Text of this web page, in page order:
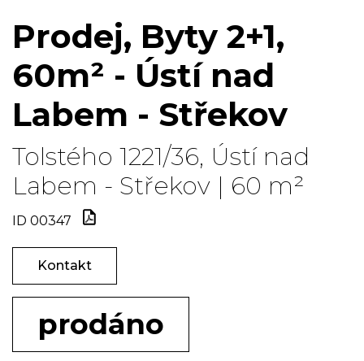
Prodej, Byty 2+1,
60m² - Ústí nad
Labem - Střekov
Tolstého 1221/36, Ústí nad
Labem - Střekov | 60 m²
ID 00347
Kontakt
prodáno